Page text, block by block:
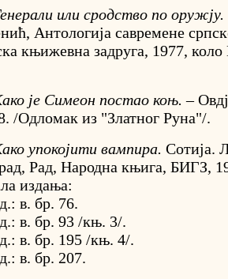
или сродство по оружју.
Антологија савремене
књижевна задруга, 1977,
је Симеон постао коњ. –
/Одломак из "Златног Руна"/.
упокојити вампира. Сотија.
Рад, Народна књига, БИГЗ,
издања:
в. бр. 76.
в. бр. 93 /књ. 3/.
в. бр. 195 /књ. 4/.
в. бр. 207.